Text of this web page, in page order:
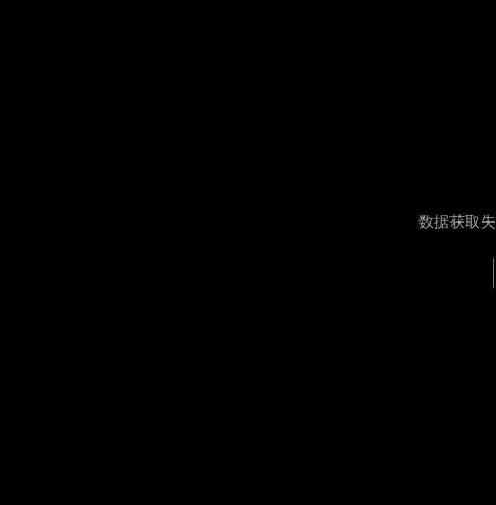
数据获取